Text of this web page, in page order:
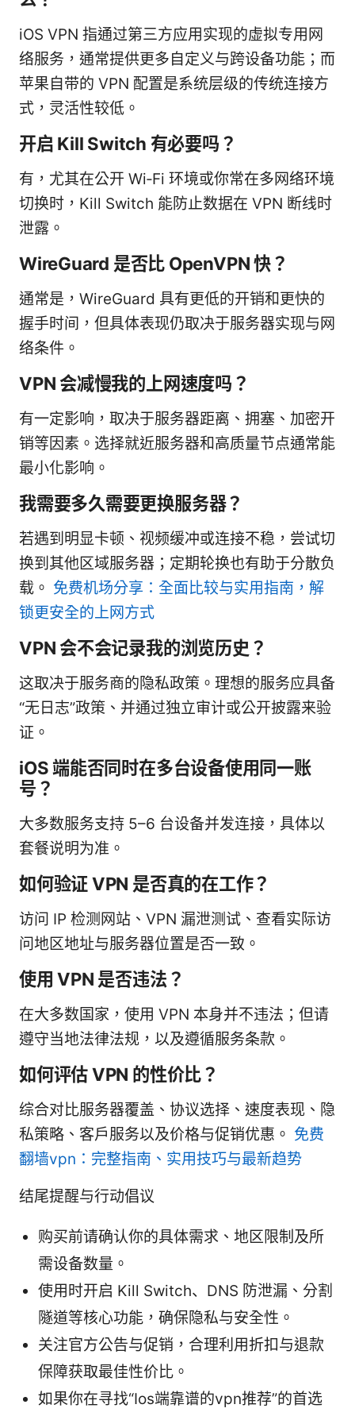
iOS VPN 指通过第三方应用实现的虚拟专用网
络服务，通常提供更多自定义与跨设备功能；而
苹果自带的 VPN 配置是系统层级的传统连接方
式，灵活性较低。
开启 Kill Switch 有必要吗？
有，尤其在公开 Wi‑Fi 环境或你常在多网络环境
切换时，Kill Switch 能防止数据在 VPN 断线时
泄露。
WireGuard 是否比 OpenVPN 快？
通常是，WireGuard 具有更低的开销和更快的
握手时间，但具体表现仍取决于服务器实现与网
络条件。
VPN 会减慢我的上网速度吗？
有一定影响，取决于服务器距离、拥塞、加密开
销等因素。选择就近服务器和高质量节点通常能
最小化影响。
我需要多久需要更换服务器？
若遇到明显卡顿、视频缓冲或连接不稳，尝试切
换到其他区域服务器；定期轮换也有助于分散负
载。 免费机场分享：全面比较与实用指南，解
锁更安全的上网方式
VPN 会不会记录我的浏览历史？
这取决于服务商的隐私政策。理想的服务应具备
“无日志”政策、并通过独立审计或公开披露来验
证。
iOS 端能否同时在多台设备使用同一账
号？
大多数服务支持 5–6 台设备并发连接，具体以
套餐说明为准。
如何验证 VPN 是否真的在工作？
访问 IP 检测网站、VPN 漏泄测试、查看实际访
问地区地址与服务器位置是否一致。
使用 VPN 是否违法？
在大多数国家，使用 VPN 本身并不违法；但请
遵守当地法律法规，以及遵循服务条款。
如何评估 VPN 的性价比？
综合对比服务器覆盖、协议选择、速度表现、隐
私策略、客户服务以及价格与促销优惠。 免费
翻墙vpn：完整指南、实用技巧与最新趋势
结尾提醒与行动倡议
购买前请确认你的具体需求、地区限制及所
需设备数量。
使用时开启 Kill Switch、DNS 防泄漏、分割
隧道等核心功能，确保隐私与安全性。
关注官方公告与促销，合理利用折扣与退款
保障获取最佳性价比。
如果你在寻找“Ios端靠谱的vpn推荐”的首选